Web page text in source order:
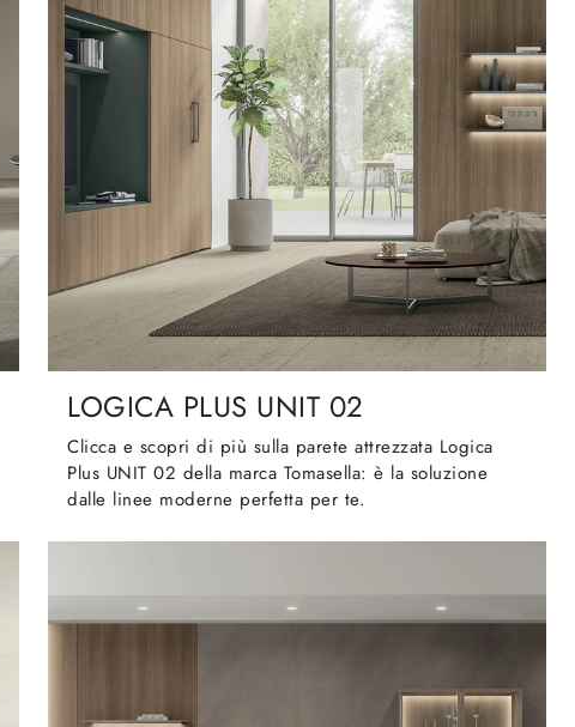
LOGICA PLUS UNIT 02
Clicca e scopri di più sulla parete attrezzata Logica
Plus UNIT 02 della marca Tomasella: è la soluzione
dalle linee moderne perfetta per te.